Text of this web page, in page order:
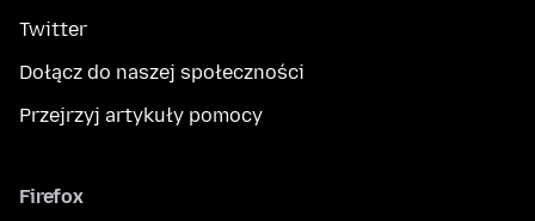
Twitter
Dołącz do naszej społeczności
Przejrzyj artykuły pomocy
Firefox